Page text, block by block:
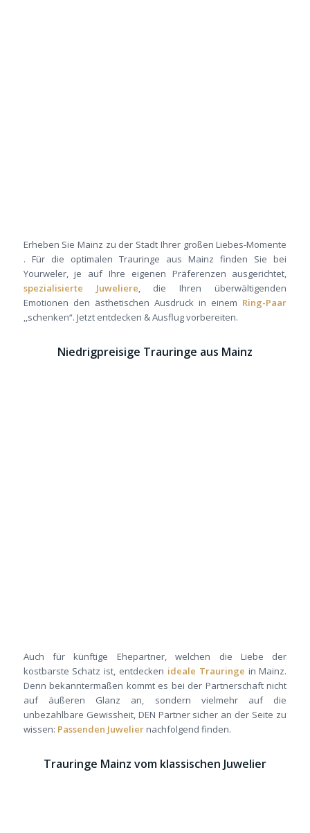
Erheben Sie Mainz zu der Stadt Ihrer großen Liebes-Momente
. Für die optimalen Trauringe aus Mainz finden Sie bei
Yourweler, je auf Ihre eigenen Präferenzen ausgerichtet,
spezialisierte Juweliere, die Ihren überwältigenden
Emotionen den ästhetischen Ausdruck in einem Ring-Paar
,,schenken“. Jetzt entdecken & Ausflug vorbereiten.
Niedrigpreisige Trauringe aus Mainz
Auch für künftige Ehepartner, welchen die Liebe der
kostbarste Schatz ist, entdecken ideale Trauringe in Mainz.
Denn bekanntermaßen kommt es bei der Partnerschaft nicht
auf äußeren Glanz an, sondern vielmehr auf die
unbezahlbare Gewissheit, DEN Partner sicher an der Seite zu
wissen: Passenden Juweliernachfolgend finden.
Trauringe Mainz vom klassischen Juwelier